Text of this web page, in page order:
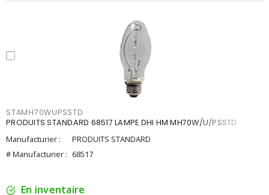
STAMH70WUPSSTD
PRODUITS STANDARD 68517 LAMPE DHI HM MH70W/U/PSSTD
Manufacturier :
PRODUITS STANDARD
# Manufacturier : 68517
En inventaire